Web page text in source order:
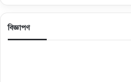
বিজ্ঞাপণ